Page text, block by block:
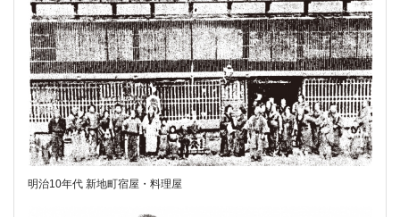
明治10年代 新地町宿屋・料理屋